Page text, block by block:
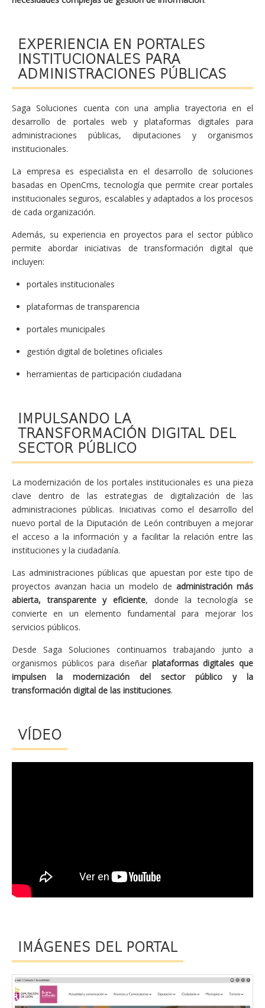
EXPERIENCIA EN PORTALES
INSTITUCIONALES PARA
ADMINISTRACIONES PÚBLICAS
Saga Soluciones cuenta con una amplia trayectoria en el
desarrollo de portales web y plataformas digitales para
administraciones públicas, diputaciones y organismos
institucionales.
La empresa es especialista en el desarrollo de soluciones
basadas en OpenCms, tecnología que permite crear portales
institucionales seguros, escalables y adaptados a los procesos
de cada organización.
Además, su experiencia en proyectos para el sector público
permite abordar iniciativas de transformación digital que
incluyen:
portales institucionales
plataformas de transparencia
portales municipales
gestión digital de boletines oficiales
herramientas de participación ciudadana
IMPULSANDO LA
TRANSFORMACIÓN DIGITAL DEL
SECTOR PÚBLICO
La modernización de los portales institucionales es una pieza
clave dentro de las estrategias de digitalización de las
administraciones públicas. Iniciativas como el desarrollo del
nuevo portal de la Diputación de León contribuyen a mejorar
el acceso a la información y a facilitar la relación entre las
instituciones y la ciudadanía.
Las administraciones públicas que apuestan por este tipo de
proyectos avanzan hacia un modelo de administración más
abierta, transparente y eficiente, donde la tecnología se
convierte en un elemento fundamental para mejorar los
servicios públicos.
Desde Saga Soluciones continuamos trabajando junto a
organismos públicos para diseñar plataformas digitales que
impulsen la modernización del sector público y la
transformación digital de las instituciones.
VÍDEO
IMÁGENES DEL PORTAL